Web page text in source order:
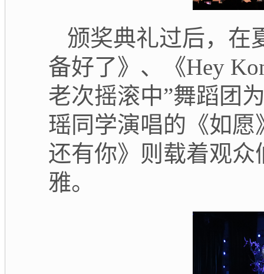
颁奖典礼过后，在
备好了》、《Hey
老次摇滚中”舞蹈团
瑶同学演唱的《如愿
还有你》则载着观
雅。